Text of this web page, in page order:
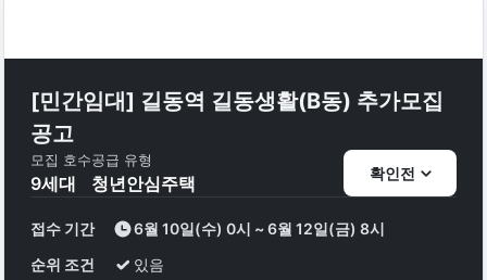
[민간임대] 길동역 길동생활(B동) 추가모집
공고
모집 호수
9세대
공급 유형
청년안심주택 확인전
접수 기간
6월 10일(수) 0시 ~ 6월 12일(금) 8시
순위 조건
있음